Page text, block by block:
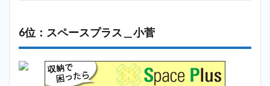
6位：スペースプラス＿小菅